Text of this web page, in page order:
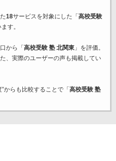
18サービスを対象にした「 高校受験
す。
から「 高校受験 塾 北関東」を評価。
、実際のユーザーの声も掲載してい
からも比較することで「 高校受験 塾